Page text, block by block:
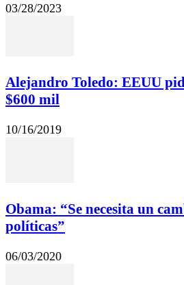
03/28/2023
Alejandro Toledo: EEUU
$600 mil
10/16/2019
Obama: “Se necesita un
políticas”
06/03/2020